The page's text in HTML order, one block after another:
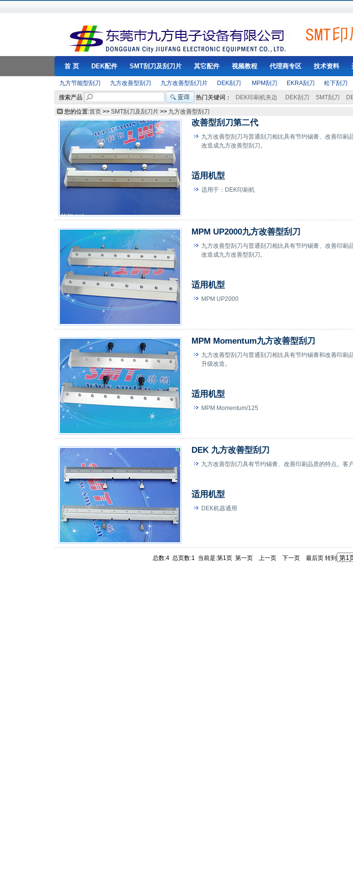
首 页 DEK配件 SMT刮刀及刮刀片 其它配件 视频教程 代理商专区 技术资料
九方节能型刮刀 九方改善型刮刀 九方改善型刮刀片 DEK刮刀 MPM刮刀 EKRA刮刀 松下刮刀
搜索产品 热门关键词： DEK印刷机夹边 DEK刮刀 SMT刮刀
您的位置:首页 >> SMT刮刀及刮刀片 >> 九方改善型刮刀
改善型刮刀第二代
九方改善型刮刀与普通刮刀相比具有节约锡膏、改善印刷
改造成九方改善型刮刀。
适用机型
适用于：DEK印刷机
MPM UP2000九方改善型刮刀
九方改善型刮刀与普通刮刀相比具有节约锡膏、改善印刷
改造成九方改善型刮刀。
适用机型
MPM UP2000
MPM Momentum九方改善型刮刀
九方改善型刮刀与普通刮刀相比具有节约锡膏和改善印刷
升级改造。
适用机型
MPM Momentum/125
DEK 九方改善型刮刀
九方改善型刮刀具有节约锡膏、改善印刷品质的特点。客
适用机型
DEK机器通用
总数:4 总页数:1 当前是:第1页 第一页 上一页 下一页 最后页 转到